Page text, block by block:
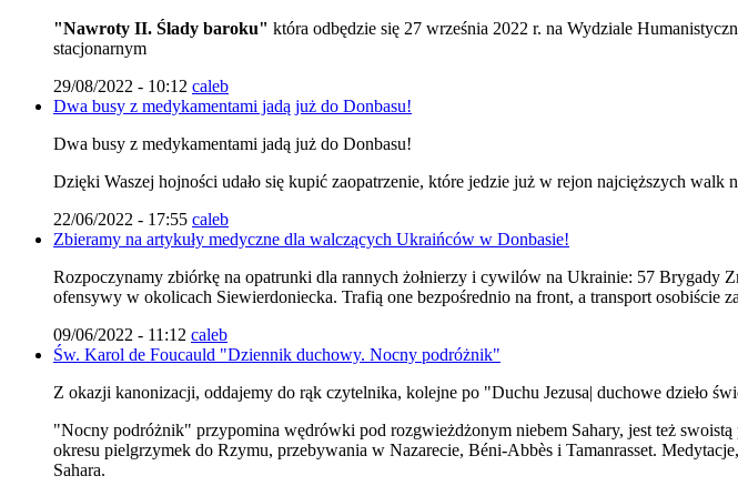
"Nawroty II. Ślady baroku" która odbędzie się 27 września 2022 r. na Wydziale
stacjonarnym
29/08/2022 - 10:12 caleb
Dwa busy z medykamentami jadą już do Donbasu!
Dwa busy z medykamentami jadą już do Donbasu!
Dzięki Waszej hojności udało się kupić zaopatrzenie, które jedzie już w rejon najcięższych walk
22/06/2022 - 17:55 caleb
Zbieramy na artykuły medyczne dla walczących Ukraińców w Donbasie!
Rozpoczynamy zbiórkę na opatrunki dla rannych żołnierzy i cywilów na Ukrainie: 57 Brygady
ofensywy w okolicach Siewierdoniecka. Trafią one bezpośrednio na front, a transport osobiście
09/06/2022 - 11:12 caleb
Św. Karol de Foucauld "Dziennik duchowy. Nocny podróżnik"
Z okazji kanonizacji, oddajemy do rąk czytelnika, kolejne po "Duchu Jezusa| duchowe dzieło
"Nocny podróżnik" przypomina wędrówki pod rozgwieżdżonym niebem Sahary, jest też
okresu pielgrzymek do Rzymu, przebywania w Nazarecie, Béni-Abbès i Tamanrasset.
Sahara.